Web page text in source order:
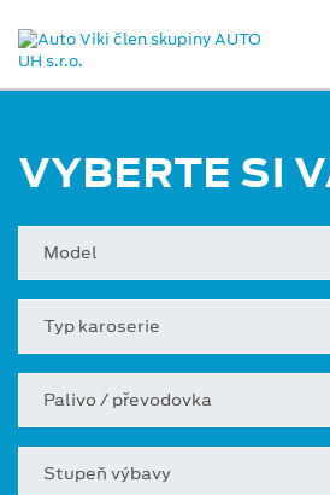
VYBERTE SI
Model
Typ karoserie
Palivo / převodovka
Stupeň výbavy